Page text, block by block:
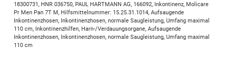
18300731, HNR 036750, PAUL HARTMANN AG, 166092, Inkontinenz, Molicare
Pr Men Pan 7T M, Hilfsmittelnummer: 15.25.31.1014, Aufsaugende
Inkontinenzhosen, Inkontinenzhosen, normale Saugleistung, Umfang maximal
110 cm, Inkontinenzhilfen, Harn-/Verdauungsorgane, Aufsaugende
Inkontinenzhosen, Inkontinenzhosen, normale Saugleistung, Umfang maximal
110 cm